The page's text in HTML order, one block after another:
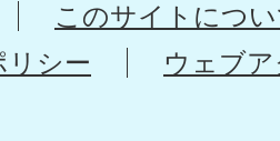
このサイトにつ
リシー
ウェブ